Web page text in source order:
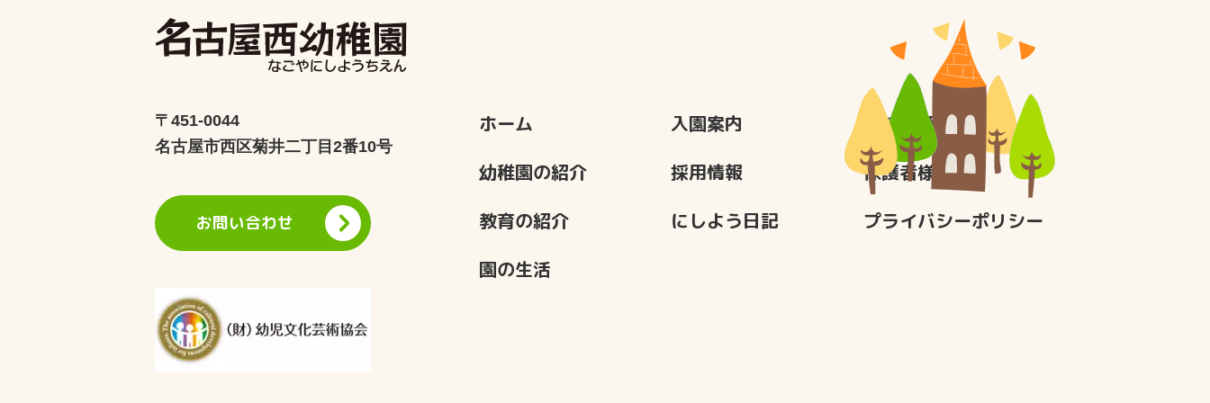
〒451-0044
名古屋市西区菊井二丁目2番10号
お問い合わせ
ホーム
幼稚園の紹介
教育の紹介
園の生活
入園案内
採用情報
にしよう日記
学校評価
保護者様へ
プライバシーポリシー